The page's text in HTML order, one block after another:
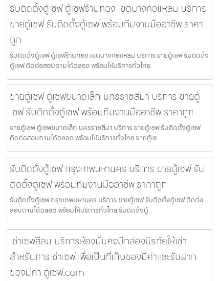
รับติดตั้งตู้เซฟ ตู้เซฟร้านทอง เขตบางคอแหลม บริการ
ขายตู้เซฟ รับติดตั้งตู้เซฟ พร้อมทีมงานมืออาชีพ ราคา
ถูก
รับติดตั้งตู้เซฟ ตู้เซฟร้านทอง เขตบางคอแหลม บริการ ขายตู้เซฟ รับติดตั้ง
ตู้เซฟ ติดต่อสอบถามได้ตลอด พร้อมให้บริการทั่วไทย
ขายตู้เซฟ ตู้เซฟขนาดเล็ก นครราชสีมา บริการ ขายตู้
เซฟ รับติดตั้งตู้เซฟ พร้อมทีมงานมืออาชีพ ราคาถูก
ขายตู้เซฟ ตู้เซฟขนาดเล็ก นครราชสีมา บริการ ขายตู้เซฟ รับติดตั้งตู้เซฟ
ติดต่อสอบถามได้ตลอด พร้อมให้บริการทั่วไทย ขายตู้เซ
รับติดตั้งตู้เซฟ กรุงเทพมหานคร บริการ ขายตู้เซฟ รับ
ติดตั้งตู้เซฟ พร้อมทีมงานมืออาชีพ ราคาถูก
รับติดตั้งตู้เซฟ กรุงเทพมหานคร บริการ ขายตู้เซฟ รับติดตั้งตู้เซฟ ติดต่อ
สอบถามได้ตลอด พร้อมให้บริการทั่วไทย รับติดตั้งตู้
เช่าเซฟสีลม บริการห้องมั่นคงมีกล่องนิรภัยให้เช่า
สำหรับการเช่าเซฟ เพื่อเป็นที่เก็บของมีค่าและรับฝาก
ของมีค่า ตู้เซฟ.com